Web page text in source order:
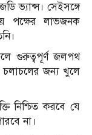
ভ্যান্স। সেইসঙ্গে
পক্ষের লাভজনক
গুরুত্বপূর্ণ জলপথ
চলাচলের জন্য খুলে
নিশ্চিত করবে যে
না।